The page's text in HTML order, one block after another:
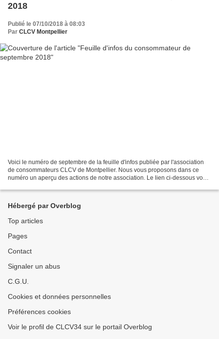
2018
Publié le 07/10/2018 à 08:03
Par CLCV Montpellier
Voici le numéro de septembre de la feuille d'infos publiée par l'association
de consommateurs CLCV de Montpellier. Nous vous proposons dans ce
numéro un aperçu des actions de notre association. Le lien ci-dessous vous
Hébergé par Overblog
Top articles
Pages
Contact
Signaler un abus
C.G.U.
Cookies et données personnelles
Préférences cookies
Voir le profil de CLCV34 sur le portail Overblog